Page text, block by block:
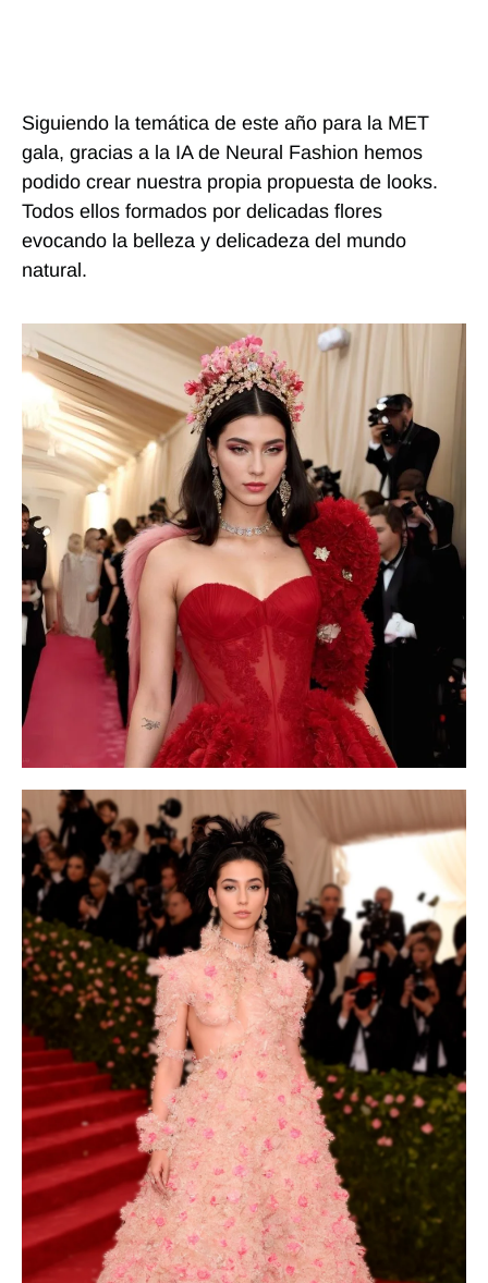
Siguiendo la temática de este año para la MET
gala, gracias a la IA de Neural Fashion hemos
podido crear nuestra propia propuesta de looks.
Todos ellos formados por delicadas flores
evocando la belleza y delicadeza del mundo
natural.